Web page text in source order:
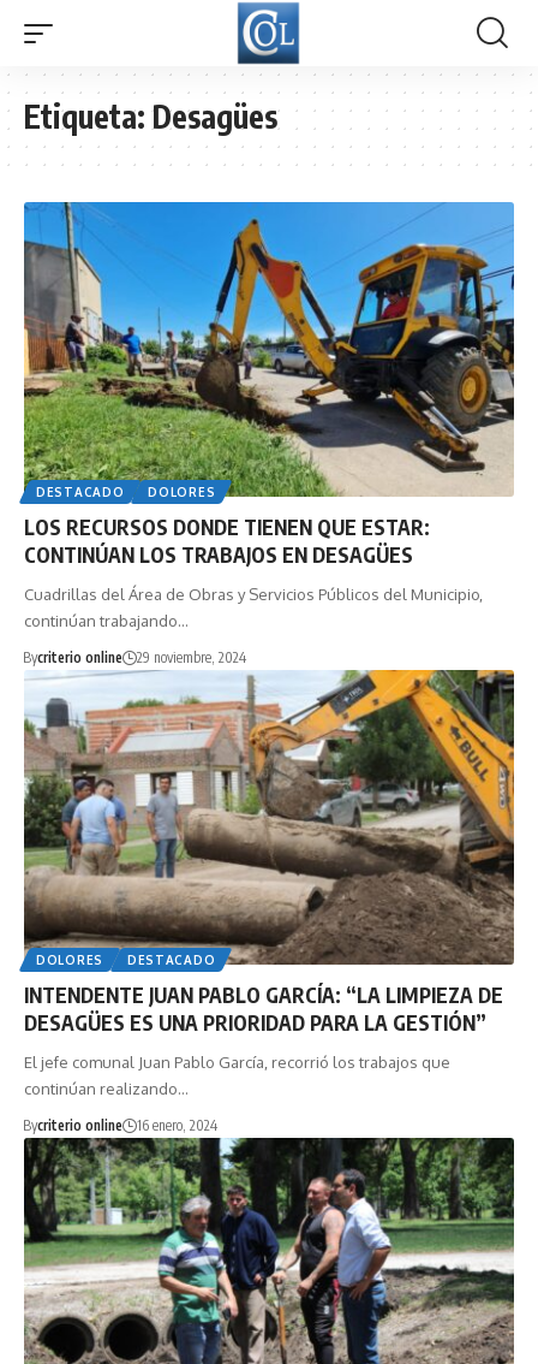
Etiqueta:Desagües
DESTACADO DOLORES
LOS RECURSOS DONDE TIENEN QUE ESTAR:
CONTINÚAN LOS TRABAJOS EN DESAGÜES
Cuadrillas del Área de Obras y Servicios Públicos del Municipio,
continúan trabajando…
Bycriterio online 29 noviembre, 2024
DOLORES DESTACADO
INTENDENTE JUAN PABLO GARCÍA: “LA LIMPIEZA DE
DESAGÜES ES UNA PRIORIDAD PARA LA GESTIÓN”
El jefe comunal Juan Pablo García, recorrió los trabajos que
continúan realizando…
Bycriterio online 16 enero, 2024